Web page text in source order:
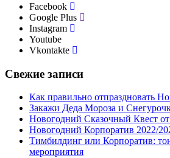
Facebook
Google Plus
Instagram
Youtube
Vkontakte
Свежие записи
Как правильно отпраздновать
Закажи Деда Мороза и
Новогодний Сказочный Квест
Новогодний Корпоратив 2022/
Тимбилдинг или Корпоратив:
мероприятия